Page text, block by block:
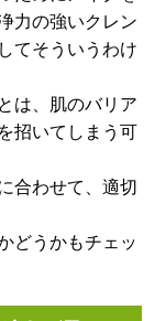
力の強いクレン
てそういうわけ
は、肌のバリア
招いてしまう可
合わせて、適切
どうかもチェッ